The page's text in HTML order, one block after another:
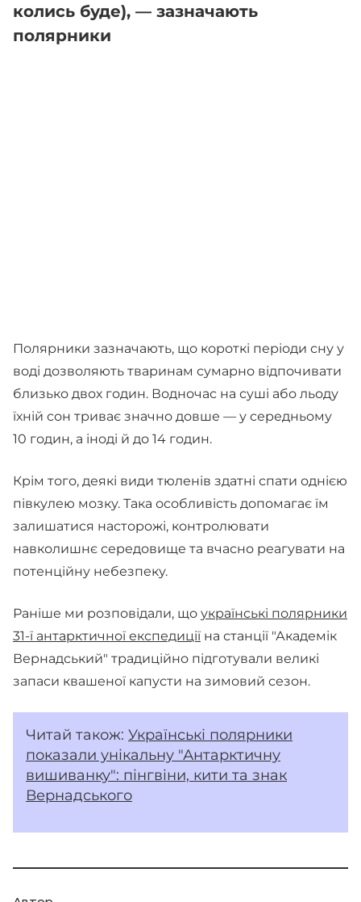
колись буде), — зазначають
полярники
Полярники зазначають, що короткі періоди сну у
воді дозволяють тваринам сумарно відпочивати
близько двох годин. Водночас на суші або льоду
їхній сон триває значно довше — у середньому
10 годин, а іноді й до 14 годин.
Крім того, деякі види тюленів здатні спати однією
півкулею мозку. Така особливість допомагає їм
залишатися насторожі, контролювати
навколишнє середовище та вчасно реагувати на
потенційну небезпеку.
Раніше ми розповідали, що українські полярники
31-ї антарктичної експедиції на станції "Академік
Вернадський" традиційно підготували великі
запаси квашеної капусти на зимовий сезон.
Читай також: Українські полярники
показали унікальну "Антарктичну
вишиванку": пінгвіни, кити та знак
Вернадського